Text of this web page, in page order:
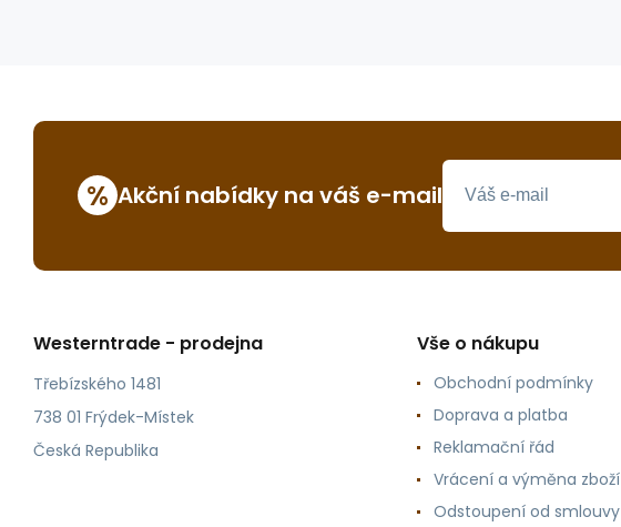
% Akční nabídky na váš e-mail
Westerntrade - prodejna
Třebízského 1481
738 01 Frýdek-Místek
Česká Republika
Vše o nákupu
Obchodní podmínky
Doprava a platba
Reklamační řád
Vrácení a výměna zboží
Odstoupení od smlouvy